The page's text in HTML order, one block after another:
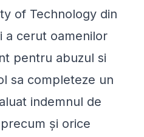
of Technology din
a cerut oamenilor
pentru abuzul si
sa completeze un
indemnul de
și orice